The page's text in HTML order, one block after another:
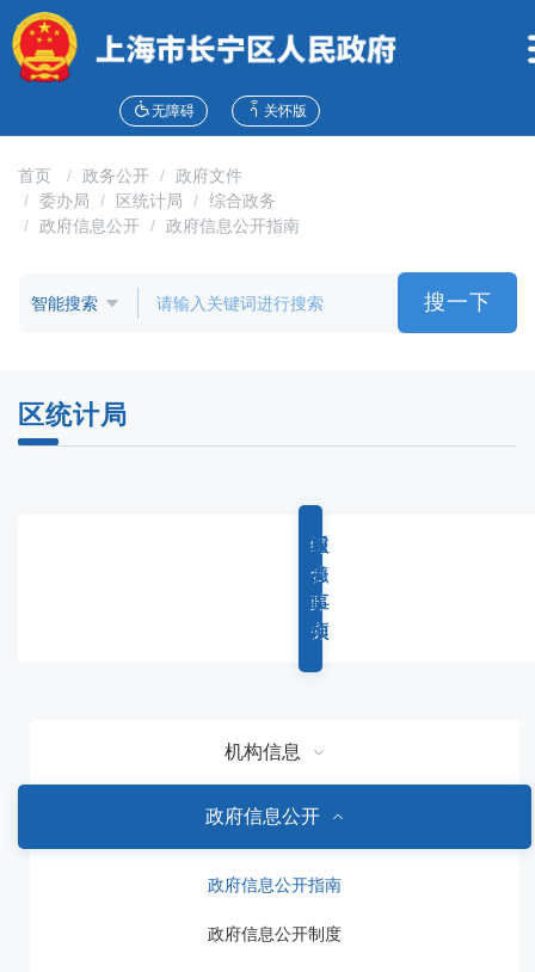
障
碍
说
无障碍 关怀版
首页 政务公开
政府文件
委办局
区统计局
综合政务
政府信息公开
政府信息公开指南
搜一下
区统计局
综
合
政
务
重
点
工
作
权
力
事
项
服
务
事
项
机构信息
政府信息公开
政府信息公开指南
政府信息公开制度